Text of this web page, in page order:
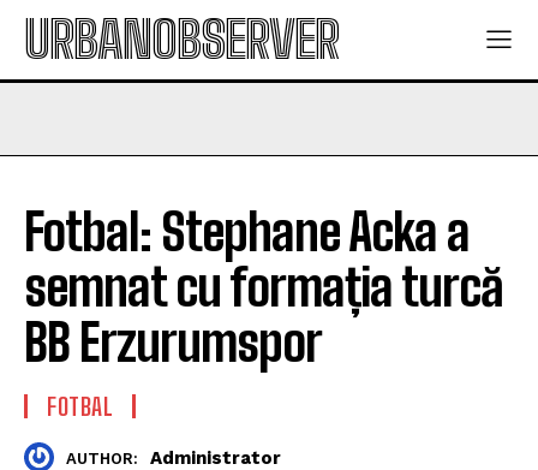
URBANOBSERVER
Fotbal: Stephane Acka a
semnat cu formația turcă
BB Erzurumspor
FOTBAL
AUTHOR: Administrator